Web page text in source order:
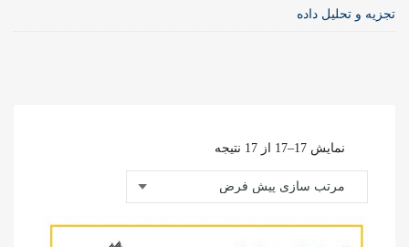
تجزیه و تحلیل داده
نمایش 17–17 از 17 نتیجه